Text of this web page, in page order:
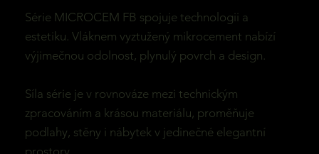
Série MICROCEM FB spojuje technologii a
estetiku. Vláknem vyztužený mikrocement nabízí
výjimečnou odolnost, plynulý povrch a design.
Síla série je v rovnováze mezi technickým
zpracováním a krásou materiálu, proměňuje
podlahy, stěny i nábytek v jedinečné elegantní